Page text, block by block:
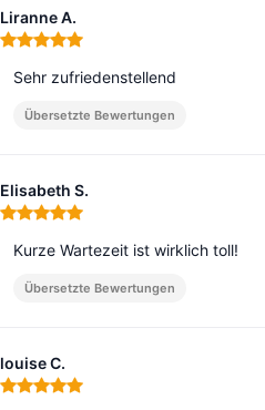
Liranne A.
Hinweis: 5 von 5
Sehr zufriedenstellend
Übersetzte Bewertungen
Elisabeth S.
Hinweis: 5 von 5
Kurze Wartezeit ist wirklich toll!
Übersetzte Bewertungen
louise C.
Hinweis: 5 von 5